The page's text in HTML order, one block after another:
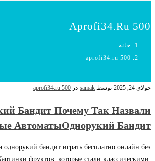
Aprofi34.ru 500
خانه
aprofi34.ru 500
جولای 24, 2025 توسط samak در aprofi34.ru 500
Бандит Почему Так Назвали
АвтоматыОднорукий Бандит
однорукий бандит играть бесплатно онлайн без
фруктов, которые стали классическими,